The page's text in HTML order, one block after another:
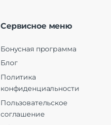
Сервисное меню
Бонусная программа
Блог
Политика
конфиденциальности
Пользовательское
соглашение